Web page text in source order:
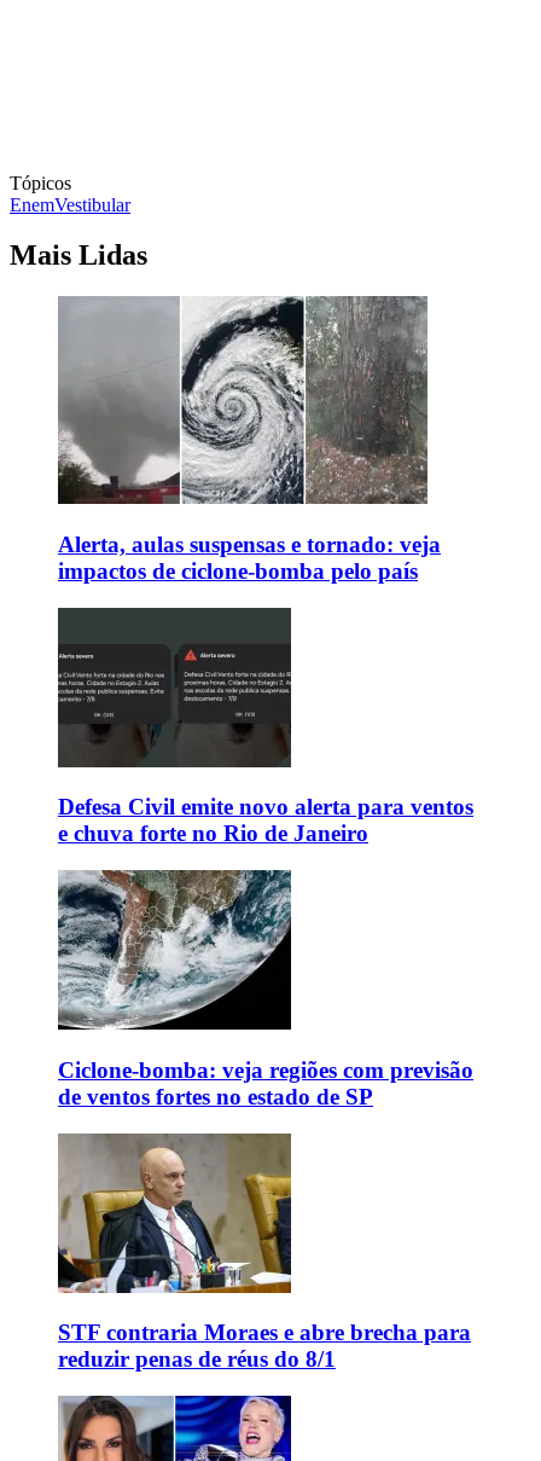
Tópicos
EnemVestibular
Mais Lidas
Alerta, aulas suspensas e tornado: veja
impactos de ciclone-bomba pelo país
Defesa Civil emite novo alerta para ventos
e chuva forte no Rio de Janeiro
Ciclone-bomba: veja regiões com previsão
de ventos fortes no estado de SP
STF contraria Moraes e abre brecha para
reduzir penas de réus do 8/1